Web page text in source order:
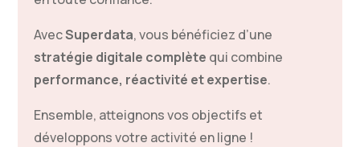
AvecSuperdata, vous bénéficiez d’une
stratégie digitale complète qui combine
performance, réactivité et expertise.
Ensemble, atteignons vos objectifs et
développons votre activité en ligne !